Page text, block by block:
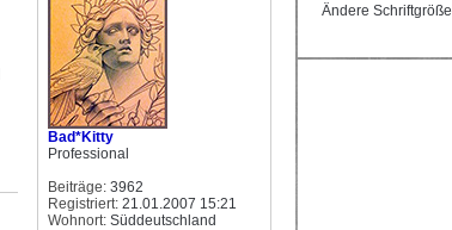
Bad*Kitty
Professional
Beiträge: 3962
Registriert: 21.01.2007 15:21
Wohnort: Süddeutschland
Ändere Schriftgröße